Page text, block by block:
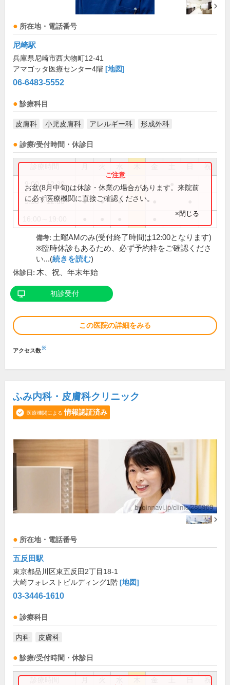
所在地・電話番号
尼崎駅
兵庫県尼崎市西大物町12-41
アマゴッタ医療センター4階 [地図]
06-6483-5552
診療科目
皮膚科 小児皮膚科 アレルギー科 形成外科
診療/受付時間・休診日
祝
9:00～12:30
9:30～12:30 ● ● ●
お盆(8月中旬)は休診・休業の場合があります。来院前
に必ず医療機関に直接ご確認ください。
×閉じる
備考: 土曜AMのみ(受付終了時間は12:00となります)
※臨時休診もあるため、必ず予約枠をご確認くださ
い...(続きを読む)
休診日: 木、祝、年末年始
初診受付
この医院の詳細をみる
アクセス数※
ふみ内科・皮膚科クリニック
医療機関による 情報認証済み
所在地・電話番号
五反田駅
東京都品川区東五反田2丁目18-1
大崎フォレストビルディング1階 [地図]
03-3446-1610
診療科目
内科 皮膚科
診療/受付時間・休診日
祝